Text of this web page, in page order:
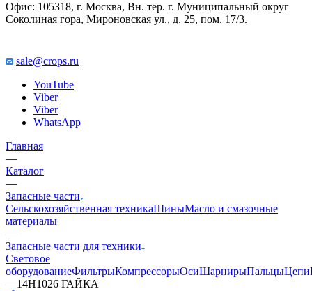
Офис: 105318, г. Москва, Вн. тер. г. Муниципальный округ
Соколиная гора, Мироновская ул., д. 25, пом. 17/3.
sale@crops.ru
YouTube
Viber
Viber
WhatsApp
Главная
—
Каталог
—
Запасные части
Сельскохозяйственная техникаШиныМасло и смазочные
материалы
—
Запасные части для техники
Световое
оборудованиеФильтрыКомпрессорыОсиШарнирыПальцыЦепи
—14H1026 ГАЙКА